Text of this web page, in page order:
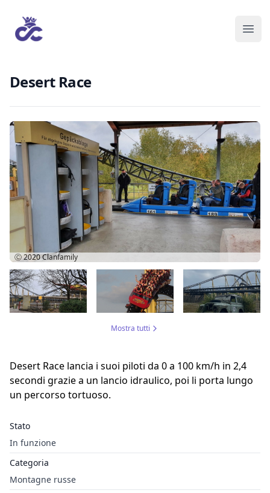
Desert Race
Desert Race lancia i suoi piloti da 0 a 100 km/h in 2,4
secondi grazie a un lancio idraulico, poi li porta lungo
un percorso tortuoso.
Stato
In funzione
Categoria
Montagne russe
Ⓒ 2020Clanfamily
Mostra tutti